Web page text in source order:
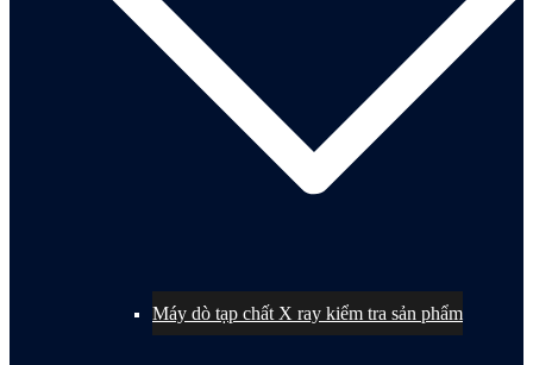
Máy dò tạp chất X ray kiểm tra sản phẩm